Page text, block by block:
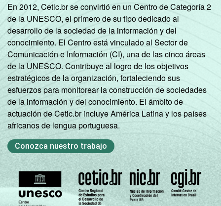
En 2012, Cetic.br se convirtió en un Centro de Categoría 2
de la UNESCO, el primero de su tipo dedicado al
desarrollo de la sociedad de la información y del
conocimiento. El Centro está vinculado al Sector de
Comunicación e Información (CI), una de las cinco áreas
de la UNESCO. Contribuye al logro de los objetivos
estratégicos de la organización, fortaleciendo sus
esfuerzos para monitorear la construcción de sociedades
de la información y del conocimiento. El ámbito de
actuación de Cetic.br incluye América Latina y los países
africanos de lengua portuguesa.
Conozca nuestro trabajo